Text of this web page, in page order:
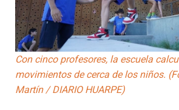
Con cinco profesores, la escuela
movimientos de cerca de los niños.
Martín / DIARIO HUARPE)